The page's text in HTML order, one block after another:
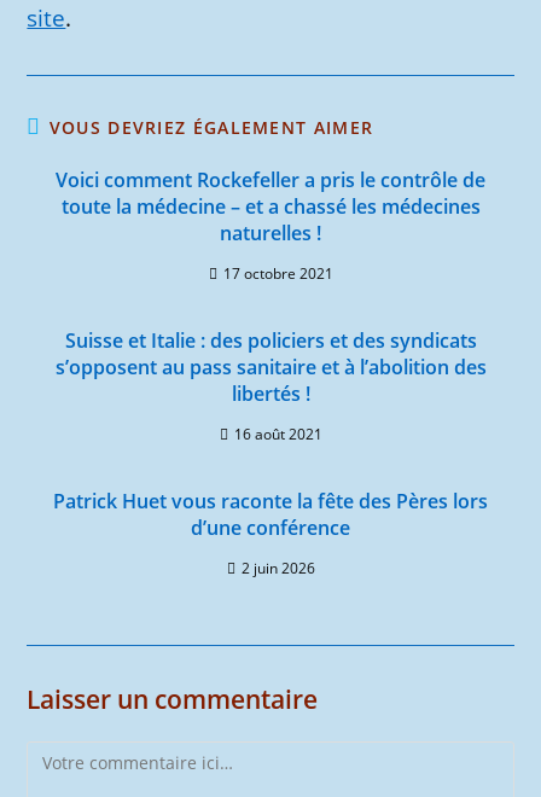
site.
VOUS DEVRIEZ ÉGALEMENT AIMER
Voici comment Rockefeller a pris le contrôle de
toute la médecine – et a chassé les médecines
naturelles !
17 octobre 2021
Suisse et Italie : des policiers et des syndicats
s’opposent au pass sanitaire et à l’abolition des
libertés !
16 août 2021
Patrick Huet vous raconte la fête des Pères lors
d’une conférence
2 juin 2026
Laisser un commentaire
Comment